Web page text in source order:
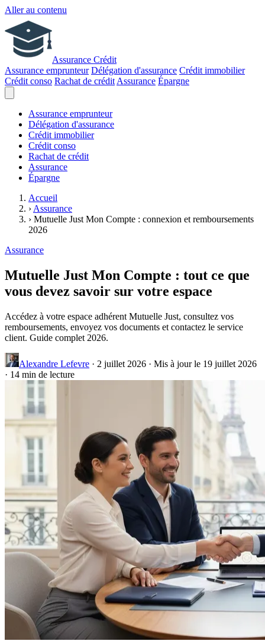
Aller au contenu
Assurance Crédit
Assurance emprunteur Délégation d'assurance Crédit immobilier
Crédit conso Rachat de crédit Assurance Épargne
Assurance emprunteur
Délégation d'assurance
Crédit immobilier
Crédit conso
Rachat de crédit
Assurance
Épargne
Accueil
› Assurance
› Mutuelle Just Mon Compte : connexion et remboursements
2026
Assurance
Mutuelle Just Mon Compte : tout ce que
vous devez savoir sur votre espace
Accédez à votre espace adhérent Mutuelle Just, consultez vos
remboursements, envoyez vos documents et contactez le service
client. Guide complet 2026.
Alexandre Lefevre · 2 juillet 2026 · Mis à jour le 19 juillet 2026
· 14 min de lecture